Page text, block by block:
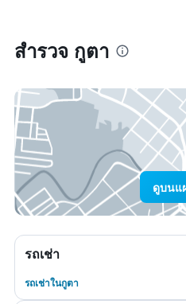
สำรวจ กูตา
ดูบนแ
รถเช่า
รถเช่าในกูตา